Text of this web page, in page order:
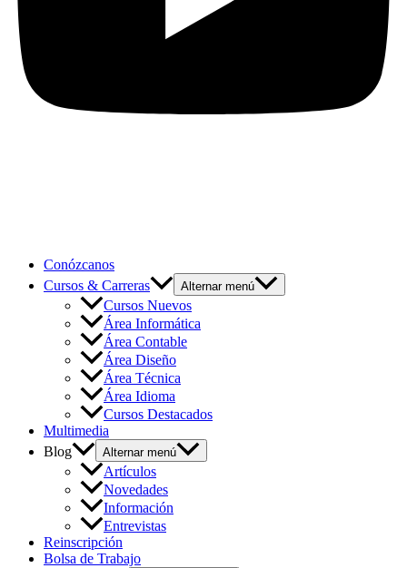
Conózcanos
Cursos & Carreras
Alternar menú
Cursos Nuevos
Área Informática
Área Contable
Área Diseño
Área Técnica
Área Idioma
Cursos Destacados
Multimedia
Blog
Alternar menú
Artículos
Novedades
Información
Entrevistas
Reinscripción
Bolsa de Trabajo